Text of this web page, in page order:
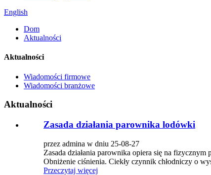
English
Dom
Aktualności
Aktualności
Wiadomości firmowe
Wiadomości branżowe
Aktualności
Zasada działania parownika lodówki
przez admina w dniu 25-08-27
Zasada działania parownika opiera się na fizycznym
Obniżenie ciśnienia. Ciekły czynnik chłodniczy o
Przeczytaj więcej